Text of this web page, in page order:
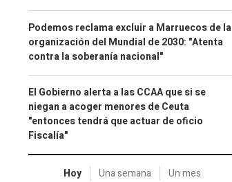
Podemos reclama excluir a Marruecos de la
organización del Mundial de 2030: "Atenta
contra la soberanía nacional"
El Gobierno alerta a las CCAA que si se
niegan a acoger menores de Ceuta
"entonces tendrá que actuar de oficio
Fiscalía"
Hoy Una semana Un mes